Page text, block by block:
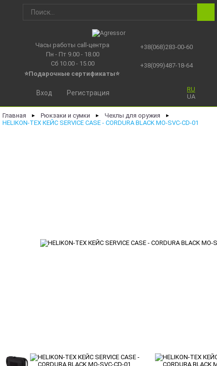
Часы работы call-центра
Пн - Пт 9.00 - 18.00
Сб 10.00 - 15.00
⭐Подарочные сертификаты⭐
+38(068)283-00-60
+38(099)487-18-64
RU
UA
Вход Регистрация
Главная ► Рюкзаки и сумки ► Чехлы для оружия ►
HELIKON-TEX КЕЙС SERVICE CASE - CORDURA BLACK MO-SVC-CD-01